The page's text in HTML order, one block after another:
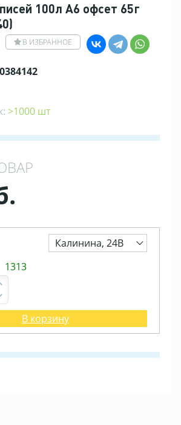
100л А6 офсет 65г
В ИЗБРАННОЕ
>1000 шт
Калинина, 24В
1313
В корзину